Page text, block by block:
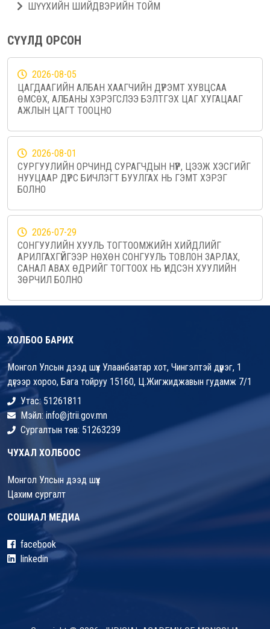
ШҮҮХИЙН ШИЙДВЭРИЙН ТОЙМ
СҮҮЛД ОРСОН
2026-08-05
ЦАГДААГИЙН АЛБАН ХААГЧИЙН ДҮРЭМТ ХУВЦСАА
ӨМСӨХ, АЛБАНЫ ХЭРЭГСЛЭЭ БЭЛТГЭХ ЦАГ ХУГАЦААГ
АЖЛЫН ЦАГТ ТООЦНО
2026-08-01
СУРГУУЛИЙН ОРЧИНД СУРАГЧДЫН НҮҮР, ЦЭЭЖ ХЭСГИЙГ
НУУЦААР ДҮРС БИЧЛЭГТ БУУЛГАХ НЬ ГЭМТ ХЭРЭГ
БОЛНО
2026-07-29
СОНГУУЛИЙН ХУУЛЬ ТОГТООМЖИЙН ХИЙДЛИЙГ
АРИЛГАХГҮЙГЭЭР НӨХӨН СОНГУУЛЬ ТОВЛОН ЗАРЛАХ,
САНАЛ АВАХ ӨДРИЙГ ТОГТООХ НЬ ҮНДСЭН ХУУЛИЙН
ЗӨРЧИЛ БОЛНО
ХОЛБОО БАРИХ
Монгол Улсын дээд шүүх Улаанбаатар хот, Чингэлтэй дүүрэг, 1
дүгээр хороо, Бага тойруу 15160, Ц.Жигжиджавын гудамж 7/1
Утас: 51261811
Мэйл: info@jtrii.gov.mn
Сургалтын төв: 51263239
ЧУХАЛ ХОЛБООС
Монгол Улсын дээд шүүх
Цахим сургалт
СОШИАЛ МЕДИА
facebook
linkedin